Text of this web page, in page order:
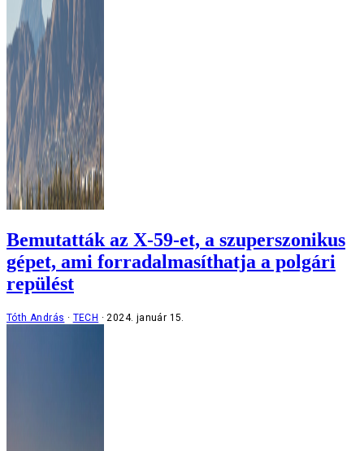
Bemutatták az X-59-et, a szuperszonikus
gépet, ami forradalmasíthatja a polgári
repülést
Tóth András TECH 2024. január 15.